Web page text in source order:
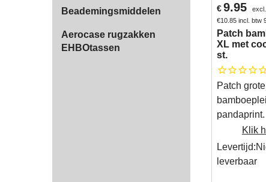
Beademingsmiddelen
Aerocase rugzakken
EHBOtassen
€9.95
€10.85 incl. btw
Patch
XL met
st.
Patch grote
pandaprint.
Klik
Levertijd:
leverbaar